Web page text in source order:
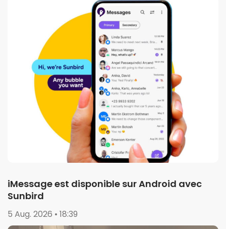
iMessage est disponible sur Android avec
Sunbird
5 Aug. 2026 • 18:39